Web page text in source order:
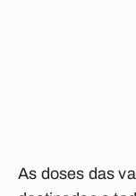
As doses das